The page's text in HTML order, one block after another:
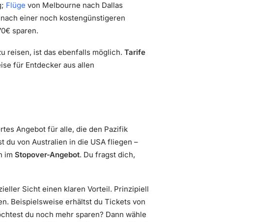
Flüge von Melbourne nach Dallas
einer noch kostengünstigeren
sparen.
reisen, ist das ebenfalls möglich. Tarife
für Entdecker aus allen
Angebot für alle, die den Pazifik
du von Australien in die USA fliegen –
im Stopover-Angebot. Du fragst dich,
Sicht einen klaren Vorteil. Prinzipiell
Beispielsweise erhältst du Tickets von
du noch mehr sparen? Dann wähle